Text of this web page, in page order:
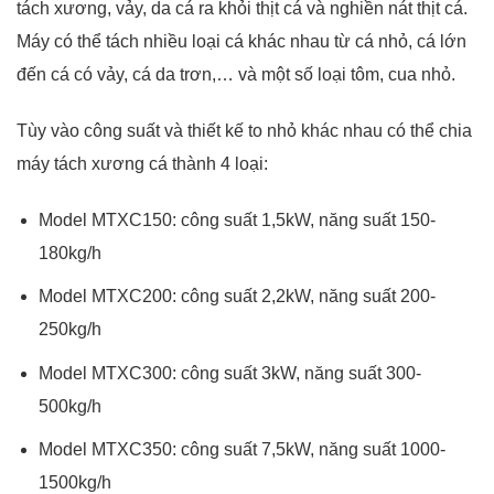
tách xương, vảy, da cá ra khỏi thịt cá và nghiền nát thịt cá.
Máy có thể tách nhiều loại cá khác nhau từ cá nhỏ, cá lớn
đến cá có vảy, cá da trơn,… và một số loại tôm, cua nhỏ.
Tùy vào công suất và thiết kế to nhỏ khác nhau có thể chia
máy tách xương cá thành 4 loại:
Model MTXC150: công suất 1,5kW, năng suất 150-
180kg/h
Model MTXC200: công suất 2,2kW, năng suất 200-
250kg/h
Model MTXC300: công suất 3kW, năng suất 300-
500kg/h
Model MTXC350: công suất 7,5kW, năng suất 1000-
1500kg/h